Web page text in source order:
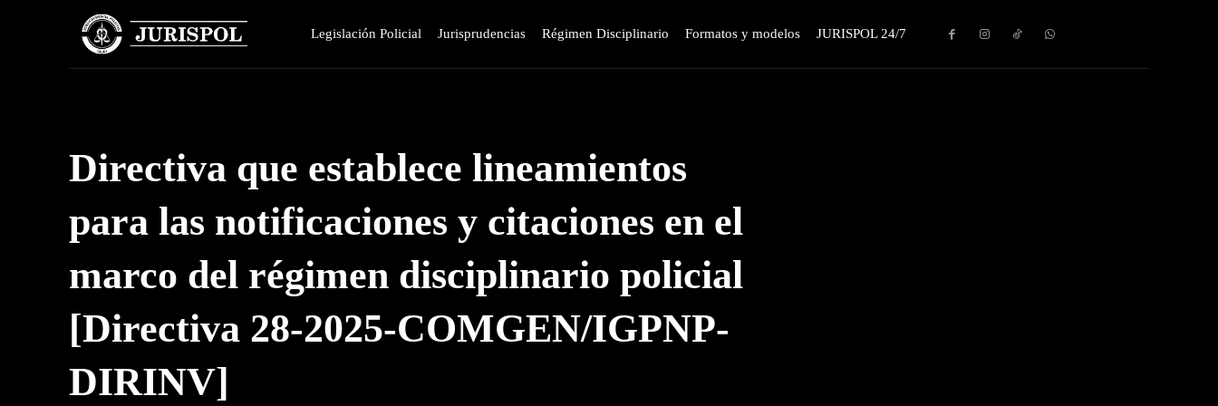
Legislación Policial Jurisprudencias Régimen Disciplinario Formatos y modelos JURISPOL 24/7
Directiva que establece lineamientos
para las notificaciones y citaciones en el
marco del régimen disciplinario policial
[Directiva 28-2025-COMGEN/IGPNP-
DIRINV]